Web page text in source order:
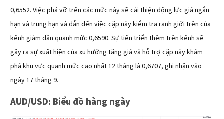
0,6552. Việc phá vỡ trên các mức này sẽ cải thiện động lực giá ngắn
hạn và trung hạn và dẫn đến việc cặp này kiểm tra ranh giới trên của
kênh giảm dần quanh mức 0,6590. Sự tiến triển thêm trên kênh sẽ
gây ra sự xuất hiện của xu hướng tăng giá và hỗ trợ cặp này khám
phá khu vực quanh mức cao nhất 12 tháng là 0,6707, ghi nhận vào
ngày 17 tháng 9.
AUD/USD: Biểu đồ hàng ngày